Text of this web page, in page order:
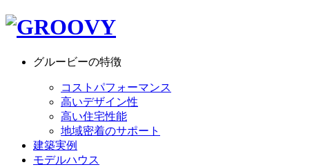
グルービーの特徴
コストパフォーマンス
高いデザイン性
高い住宅性能
地域密着のサポート
建築実例
モデルハウス